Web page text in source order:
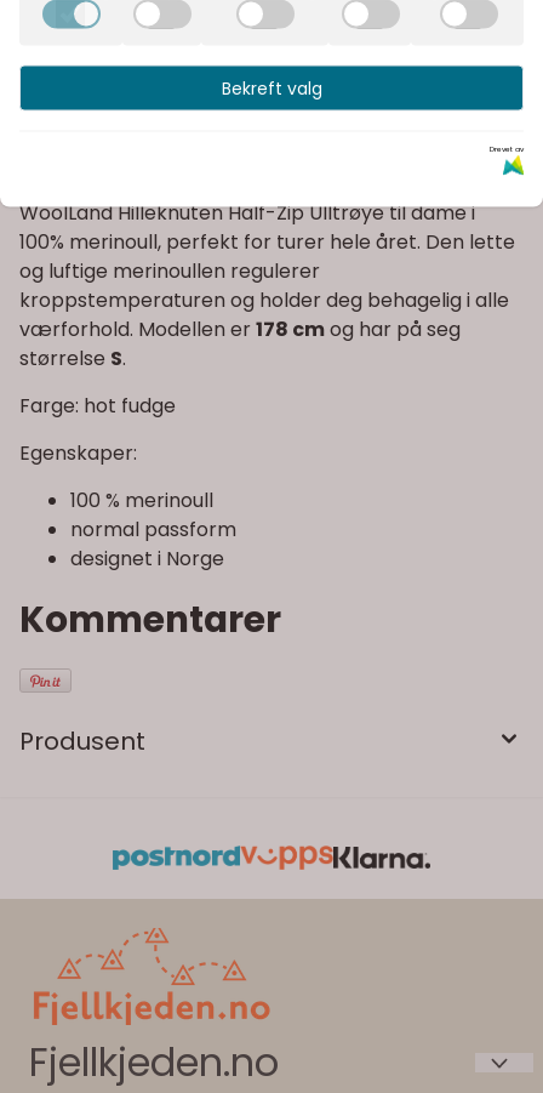
Fast fraktpris
Kvalitetsprodukter
WoolLand Hilleknuten Half-Zip Ulltrøye til dame i
100% merinoull, perfekt for turer hele året. Den lette
og luftige merinoullen regulerer
kroppstemperaturen og holder deg behagelig i alle
værforhold. Modellen er178 cmog har på seg
størrelse S.
Farge: hot fudge
Egenskaper:
100 % merinoull
normal passform
designet i Norge
Kommentarer
Produsent
Fjellkjeden.no
Bekreft valg
Drevet av